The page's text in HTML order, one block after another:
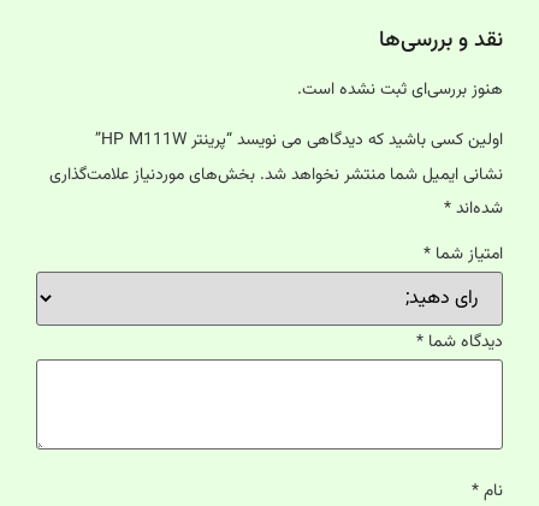
نقد و بررسی‌ها
هنوز بررسی‌ای ثبت نشده است.
اولین کسی باشید که دیدگاهی می نویسد “پرینتر HP M111W”
نشانی ایمیل شما منتشر نخواهد شد. بخش‌های موردنیاز علامت‌گذاری
شده‌اند*
امتیاز شما *
دیدگاه شما *
نام*